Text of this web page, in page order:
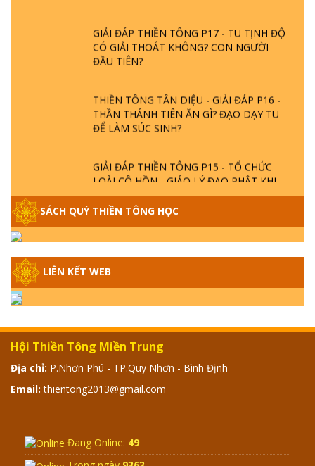
GIẢI ĐÁP THIỀN TÔNG P17 - TU TỊNH ĐỘ
CÓ GIẢI THOÁT KHÔNG? CON NGƯỜI
ĐẦU TIÊN?
THIỀN TÔNG TÂN DIỆU - GIẢI ĐÁP P16 -
THẦN THÁNH TIÊN ĂN GÌ? ĐẠO DẠY TU
ĐỂ LÀM SÚC SINH?
GIẢI ĐÁP THIỀN TÔNG P15 - TỔ CHỨC
LOÀI CÔ HỒN - GIÁO LÝ ĐẠO PHẬT KHI
GIẢI ĐÁP THIỀN TÔNG ĐẶC BIỆT - P14 -
NGUỒN GỐC ÂM LỊCH DƯƠNG LỊCH -
TẦNG BÌNH LƯU LỚN ĐẾN ĐÂU
CON NGƯỜI TU THÀNH PHẬT ĐƯỢC
SỰ THẬT VỀ ĐẠI HỒNG THỦY? TRỜI ĐÁNH
THÁNH ĐÂM THẦN VẶN HỌNG?
SÁCH QUÝ THIỀN TÔNG HỌC
LIÊN KẾT WEB
Hội Thiền Tông Miền Trung
Địa chỉ: P.Nhơn Phú - TP.Quy Nhơn - Bình Định
Email: thientong2013@gmail.com
Đang Online: 49